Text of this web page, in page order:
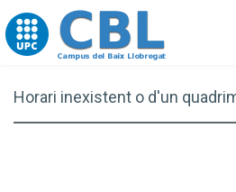
Go to upc.edu
Horari inexistent o d'un